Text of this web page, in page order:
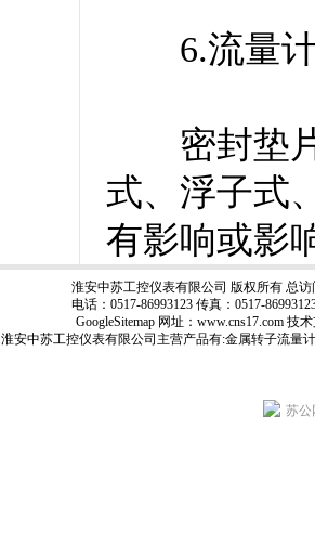
6.流量计
密封垫片
式、浮子式
有影响或影
淮安中苏工控仪表有限公司 版权所有 总访
电话：0517-86993123 传真：0517-
GoogleSitemap 网址：www.cns17.com 技
淮安中苏工控仪表有限公司主营产品有:金属转子流量计
苏公